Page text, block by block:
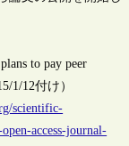
to pay peer
1/12付け）
scientific-
access-journal-